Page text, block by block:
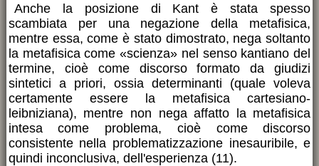
Anche la posizione di Kant è stata spesso
scambiata per una negazione della metafisica,
mentre essa, come è stato dimostrato, nega soltanto
la metafisica come «scienza» nel senso kantiano del
termine, cioè come discorso formato da giudizi
sintetici a priori, ossia determinanti (quale voleva
certamente essere la metafisica cartesiano-
leibniziana), mentre non nega affatto la metafisica
intesa come problema, cioè come discorso
consistente nella problematizzazione inesauribile, e
quindi inconclusiva, dell'esperienza (11).